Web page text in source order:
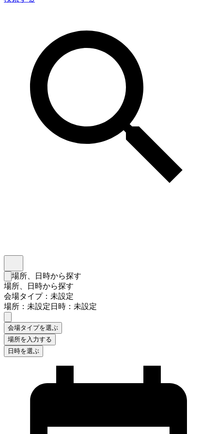
検索フォームを閉じる
場所、日時から探す
場所、日時から探す
会場タイプ：未設定
場所：未設定日時：未設定
会場タイプを選ぶ
場所を入力する
日時を選ぶ